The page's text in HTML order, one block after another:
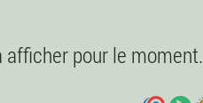
pour le moment.